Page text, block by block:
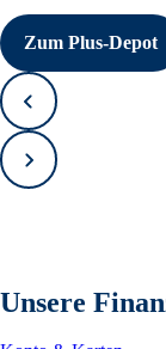
Zum Plus-Depot
Zurück
Vorwärts
Unsere